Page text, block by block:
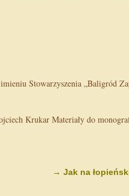
Stowarzyszenia „Baligród
Krukar Materiały do
→ Jak na